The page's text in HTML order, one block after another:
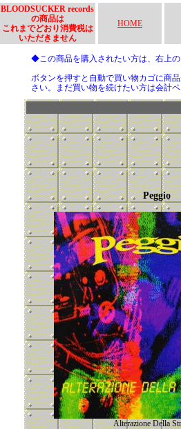
BLOODSUCKER records
の商品は
これまでどおり消費税は
いただきません
HOME
◆この商品を購入されたい方は、右上
ボタンを押すと自動で買い物カゴに商
さい。まだ買い物を続けたい方は会計
Peggio
Alterazione Della